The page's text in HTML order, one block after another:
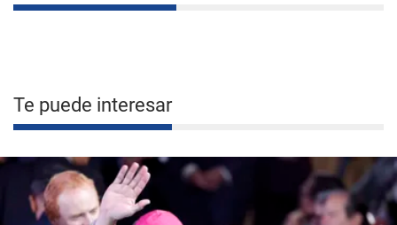
Te puede interesar